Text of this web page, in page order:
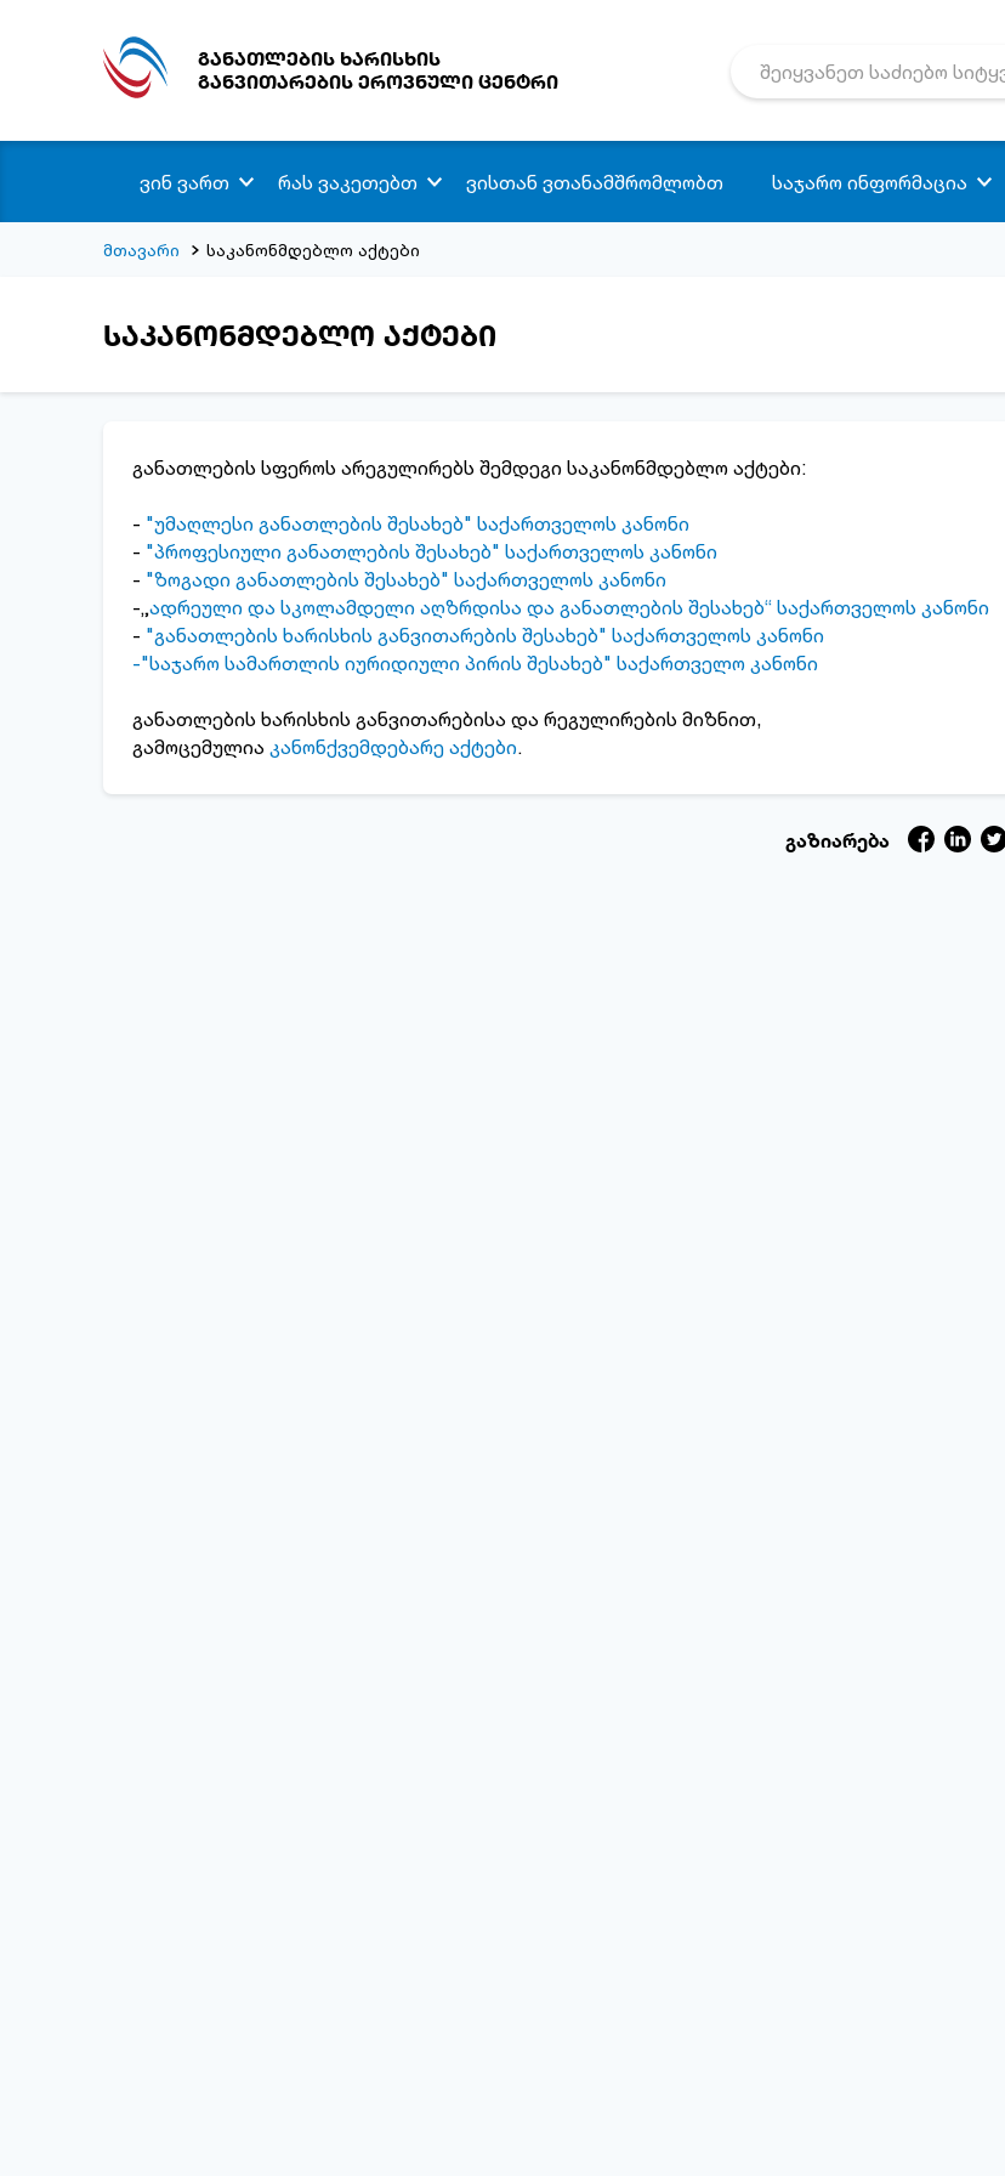
განათლების ხარისხის
განვითარების ეროვნული ცენტრი
ვინ ვართ რას ვაკეთებთ ვისთან ვთანამშრომლობთ საჯარო ინფორმაცია
მთავარი საკანონმდებლო აქტები
საკანონმდებლო აქტები
განათლების სფეროს არეგულირებს შემდეგი საკანონმდებლო აქტები:
- "უმაღლესი განათლების შესახებ" საქართველოს კანონი
- "პროფესიული განათლების შესახებ" საქართველოს კანონი
- "ზოგადი განათლების შესახებ" საქართველოს კანონი
-„ადრეული და სკოლამდელი აღზრდისა და განათლების შესახებ“ საქართველოს კანონი
- "განათლების ხარისხის განვითარების შესახებ" საქართველოს კანონი
-"საჯარო სამართლის იურიდიული პირის შესახებ" საქართველო კანონი
განათლების ხარისხის განვითარებისა და რეგულირების მიზნით,
გამოცემულია კანონქვემდებარე აქტები.
გაზიარება